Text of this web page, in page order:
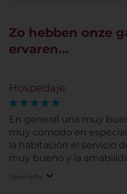
Zo hebben onze
ervaren...
Hospedaje
En general una muy
muy comodo en
la habitación el servicio
muy bueno y la
Toon info